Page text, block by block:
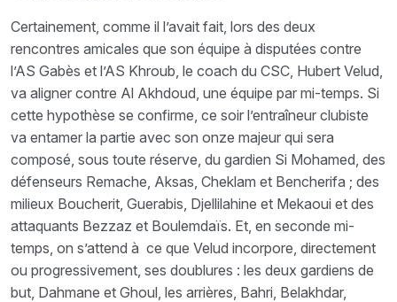
Certainement, comme il l’avait fait, lors des deux
rencontres amicales que son équipe à disputées contre
l’AS Gabès et l’AS Khroub, le coach du CSC, Hubert Velud,
va aligner contre Al Akhdoud, une équipe par mi-temps. Si
cette hypothèse se confirme, ce soir l’entraîneur clubiste
va entamer la partie avec son onze majeur qui sera
composé, sous toute réserve, du gardien Si Mohamed, des
défenseurs Remache, Aksas, Cheklam et Bencherifa ; des
milieux Boucherit, Guerabis, Djellilahine et Mekaoui et des
attaquants Bezzaz et Boulemdaïs. Et, en seconde mi-
temps, on s’attend à ce que Velud incorpore, directement
ou progressivement, ses doublures : les deux gardiens de
but, Dahmane et Ghoul, les arrières, Bahri, Belakhdar,